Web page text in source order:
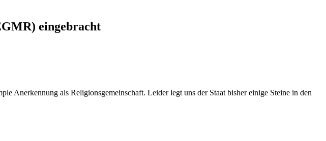
eingebracht
Anerkennung als Religionsgemeinschaft. Leider legt uns der Staat bisher einige Steine in den